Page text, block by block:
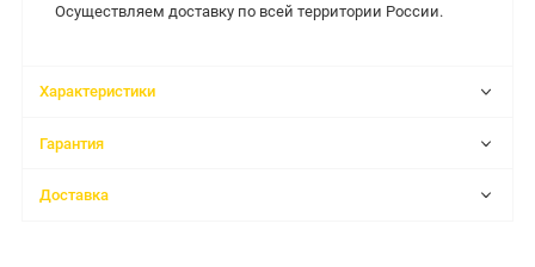
Осуществляем доставку по всей территории России.
Характеристики
Гарантия
Доставка